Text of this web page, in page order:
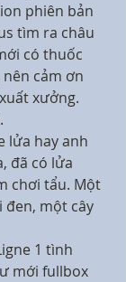
phiên bản
tìm ra châu
có thuốc
cảm ơn
xưởng.
lửa hay anh
đã có lửa
chơi tẩu. Một
đen, một cây
1 tình
mới fullbox